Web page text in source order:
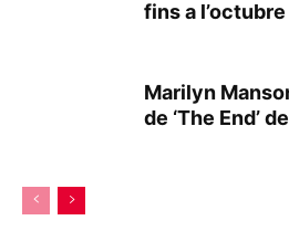
fins a l’octubre
Marilyn
de ‘The End’